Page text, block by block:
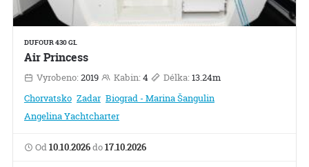
DUFOUR 430 GL
Air Princess
Vyrobeno: 2019 Kabin: 4 Délka: 13.24m
Chorvatsko Zadar Biograd - Marina Šangulin
Angelina Yachtcharter
Od10.10.2026do17.10.2026